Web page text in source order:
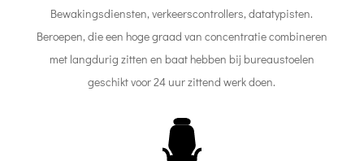
Bewakingsdiensten, verkeerscontrollers, datatypisten.
Beroepen, die een hoge graad van concentratie combineren
met langdurig zitten en baat hebben bij bureaustoelen
geschikt voor 24 uur zittend werk doen.